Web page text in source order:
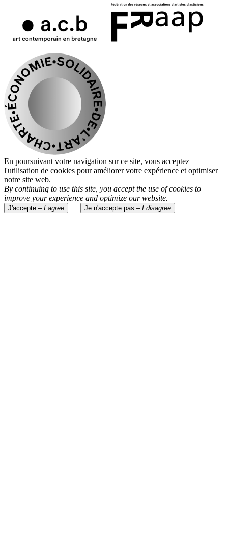
En poursuivant votre navigation sur ce site, vous acceptez
l'utilisation de cookies pour améliorer votre expérience et optimiser
notre site web.
By continuing to use this site, you accept the use of cookies to
improve your experience and optimize our website.
J'accepte – I agree Je n'accepte pas – I disagree